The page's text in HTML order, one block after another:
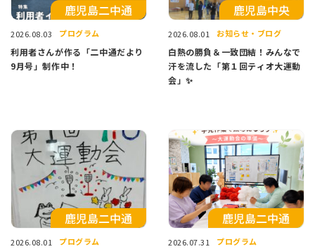
鹿児島二中通
2026.08.03 プログラム
利用者さんが作る「二中通だより
9月号」制作中！
⿅児島中央
2026.08.01 お知らせ・ブログ
白熱の勝負＆一致団結！みんなで
汗を流した「第１回ティオ大運動
会」✨
鹿児島二中通
2026.08.01 プログラム
鹿児島二中通
2026.07.31 プログラム